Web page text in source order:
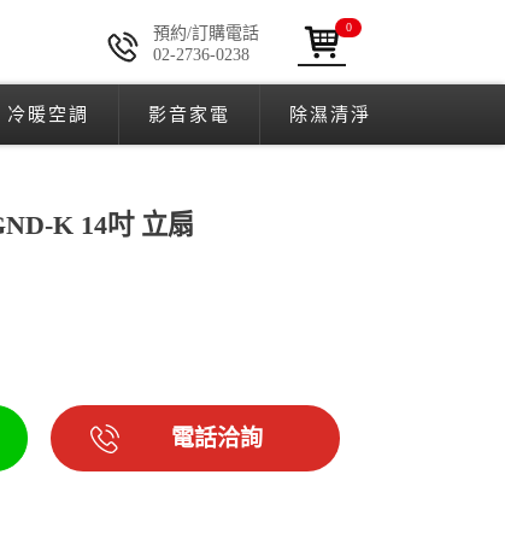
預約/訂購電話
02-2736-0238
0
冷暖空調 影音家電 除濕清淨
K 14吋 立扇
電話洽詢